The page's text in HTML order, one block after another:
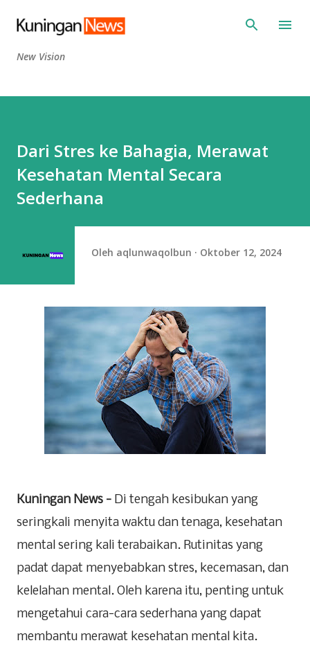
Langsung ke konten utama
New Vision
Dari Stres ke Bahagia, Merawat
Kesehatan Mental Secara
Sederhana
Oleh aqlunwaqolbun Oktober 12, 2024
Kuningan News - Di tengah kesibukan yang
seringkali menyita waktu dan tenaga, kesehatan
mental sering kali terabaikan. Rutinitas yang
padat dapat menyebabkan stres, kecemasan, dan
kelelahan mental. Oleh karena itu, penting untuk
mengetahui cara-cara sederhana yang dapat
membantu merawat kesehatan mental kita.